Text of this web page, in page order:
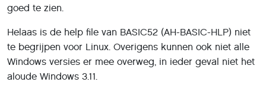
goed te zien.
Helaas is de help file van BASIC52 (AH-BASIC-HLP) niet
te begrijpen voor Linux. Overigens kunnen ook niet alle
Windows versies er mee overweg, in ieder geval niet het
aloude Windows 3.11.